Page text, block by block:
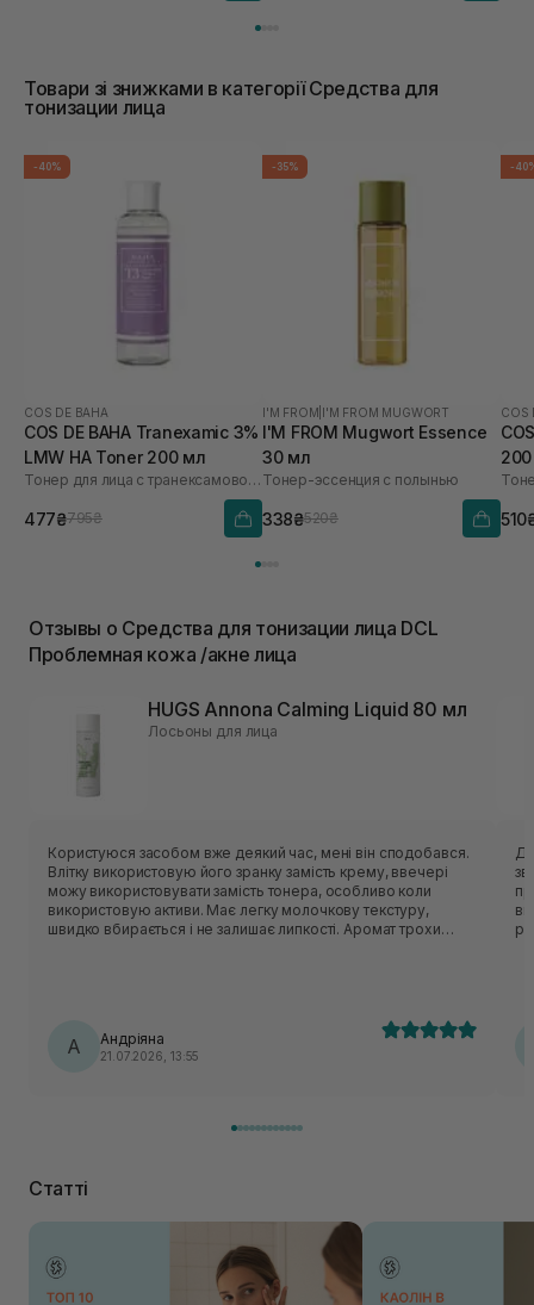
Товари зі знижками в категорії Средства для
тонизации лица
-40%
COS DE BAHA
COS DE BAHA Tranexamic 3%
LMW HA Toner 200 мл
Тонер для лица с транексамовой кислотой
477₴795₴
-35%
I'M FROM I'M FROM MUGWORT
I'M FROM Mugwort Essence
30 мл
Тонер-эссенция с полынью
338₴520₴
-
COS
Отзывы о Средства для тонизации лица DCL
Проблемная кожа /акне лица
HUGS Annona Calming Liquid 80 мл
Лосьоны для лица
Користуюся засобом вже деякий час, мені він сподобався.
Влітку використовую його зранку замість крему, ввечері
можу використовувати замість тонера, особливо коли
використовую активи. Має легку молочкову текстуру,
швидко вбирається і не залишає липкості. Аромат трохи
А Андріяна
21.07.2026, 13:55
Статті